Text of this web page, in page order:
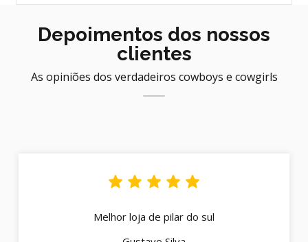
Depoimentos dos nossos
clientes
As opiniões dos verdadeiros cowboys e cowgirls
Melhor loja de pilar do sul